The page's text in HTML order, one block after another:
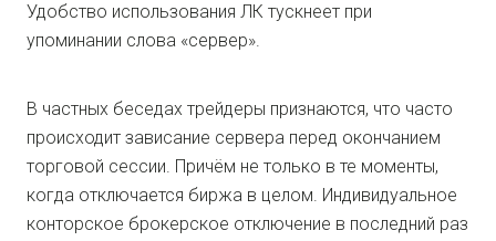
Удобство использования ЛК тускнеет при
упоминании слова «сервер».
В частных беседах трейдеры признаются, что часто
происходит зависание сервера перед окончанием
торговой сессии. Причём не только в те моменты,
когда отключается биржа в целом. Индивидуальное
конторское брокерское отключение в последний раз